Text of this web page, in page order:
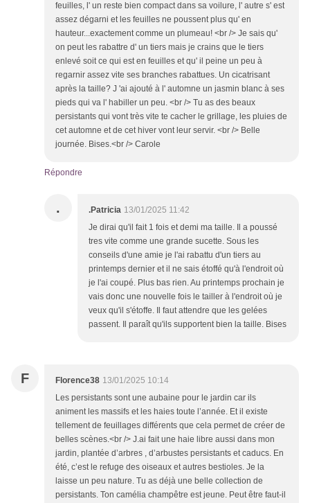
feuilles, l' un reste bien compact dans sa voilure, l' autre s' est
assez dégarni et les feuilles ne poussent plus qu' en
hauteur...exactement comme un plumeau! <br /> Je sais qu'
on peut les rabattre d' un tiers mais je crains que le tiers
enlevé soit ce qui est en feuilles et qu' il peine un peu à
regarnir assez vite ses branches rabattues. Un cicatrisant
après la taille? J 'ai ajouté à l' automne un jasmin blanc à ses
pieds qui va l' habiller un peu. <br /> Tu as des beaux
persistants qui vont très vite te cacher le grillage, les pluies de
cet automne et de cet hiver vont leur servir. <br /> Belle
journée. Bises.<br /> Carole
Répondre
. .Patricia 13/01/2025 11:42
Je dirai qu'il fait 1 fois et demi ma taille. Il a poussé
tres vite comme une grande sucette. Sous les
conseils d'une amie je l'ai rabattu d'un tiers au
printemps dernier et il ne sais étoffé qu'à l'endroit où
je l'ai coupé. Plus bas rien. Au printemps prochain je
vais donc une nouvelle fois le tailler à l'endroit où je
veux qu'il s'étoffe. Il faut attendre que les gelées
passent. Il paraît qu'ils supportent bien la taille. Bises
F Florence38 13/01/2025 10:14
Les persistants sont une aubaine pour le jardin car ils
animent les massifs et les haies toute l’année. Et il existe
tellement de feuillages différents que cela permet de créer de
belles scènes.<br /> J.ai fait une haie libre aussi dans mon
jardin, plantée d’arbres , d’arbustes persistants et caducs. En
été, c’est le refuge des oiseaux et autres bestioles. Je la
laisse un peu nature. Tu as déjà une belle collection de
persistants. Ton camélia champêtre est jeune. Peut être faut-il